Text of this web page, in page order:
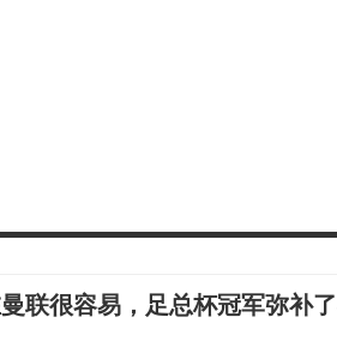
联很容易，足总杯冠军弥补